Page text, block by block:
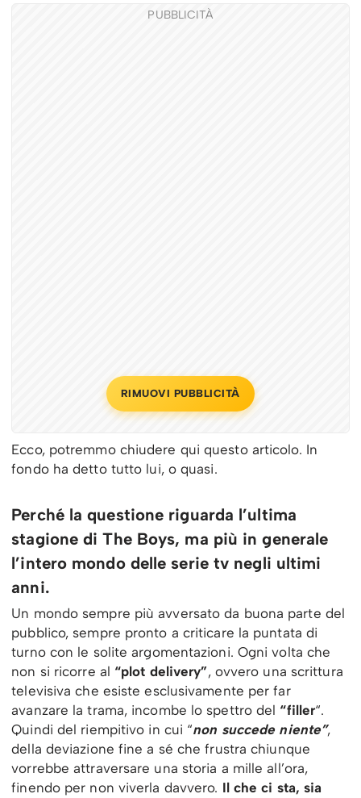
PUBBLICITÀ
RIMUOVI PUBBLICITÀ
Ecco, potremmo chiudere qui questo articolo. In
fondo ha detto tutto lui, o quasi.
Perché la questione riguarda l’ultima
stagione di The Boys, ma più in generale
l’intero mondo delle serie tv negli ultimi
anni.
Un mondo sempre più avversato da buona parte del
pubblico, sempre pronto a criticare la puntata di
turno con le solite argomentazioni. Ogni volta che
non si ricorre al “plot delivery”, ovvero una scrittura
televisiva che esiste esclusivamente per far
avanzare la trama, incombe lo spettro del “filler“.
Quindi del riempitivo in cui “non succede niente”,
della deviazione fine a sé che frustra chiunque
vorrebbe attraversare una storia a mille all’ora,
finendo per non viverla davvero. Il che ci sta, sia